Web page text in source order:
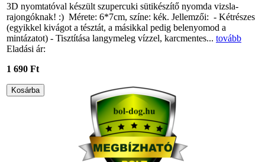
3D nyomtatóval készült szupercuki sütikészítő nyomda vizsla-
rajongóknak! :) Mérete: 6*7cm, színe: kék. Jellemzői: - Kétrészes
(egyikkel kivágot a tésztát, a másikkal pedig belenyomod a
mintázatot) - Tisztítása langymeleg vízzel, karcmentes... tovább
Eladási ár:
1 690 Ft